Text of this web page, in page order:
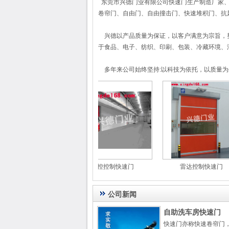
东莞市兴德门业有限公司快速门生产制造厂家
卷帘门、自由门、自由撞击门、快速堆积门、
兴德以产品质量为保证，以客户满意为宗旨
于食品、电子、纺织、印刷、包装、冷藏环境
多年来公司始终坚持:以科技为依托，以质量
东莞市兴德门业有限公司快速门生产制造厂家
卷帘门、自由门、自由撞击门、快速堆积门、
兴德以产品质量为保证，以客户满意为宗旨，
于食品、电子、纺织、印刷、包装、冷藏环境
多年来公司始终坚持:以科技为依托，以质量为
声控控制快速门 雷达控制快速门
公司新闻
自助洗车房快速门
快速门亦称快速卷帘门